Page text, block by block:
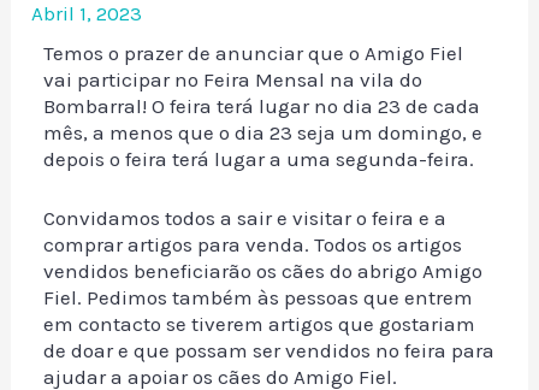
Abril 1, 2023
Temos o prazer de anunciar que o Amigo Fiel
vai participar no Feira Mensal na vila do
Bombarral! O feira terá lugar no dia 23 de cada
mês, a menos que o dia 23 seja um domingo, e
depois o feira terá lugar a uma segunda-feira.
Convidamos todos a sair e visitar o feira e a
comprar artigos para venda. Todos os artigos
vendidos beneficiarão os cães do abrigo Amigo
Fiel. Pedimos também às pessoas que entrem
em contacto se tiverem artigos que gostariam
de doar e que possam ser vendidos no feira para
ajudar a apoiar os cães do Amigo Fiel.